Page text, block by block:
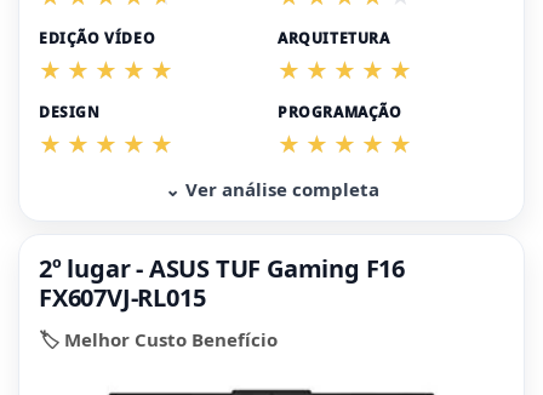
EDIÇÃO VÍDEO ARQUITETURA
DESIGN PROGRAMAÇÃO
⌄ Ver análise completa
2º lugar - ASUS TUF Gaming F16
FX607VJ-RL015
🏷️ Melhor Custo Benefício